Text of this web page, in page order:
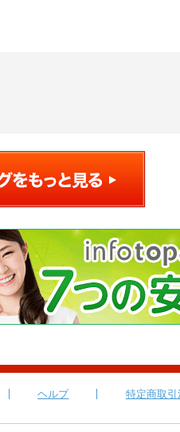
ヘルプ 特定商取